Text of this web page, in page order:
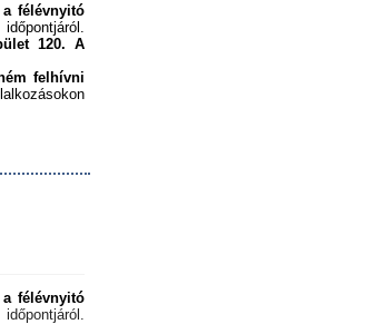
félévnyitó
120.
A
felhívni
félévnyitó